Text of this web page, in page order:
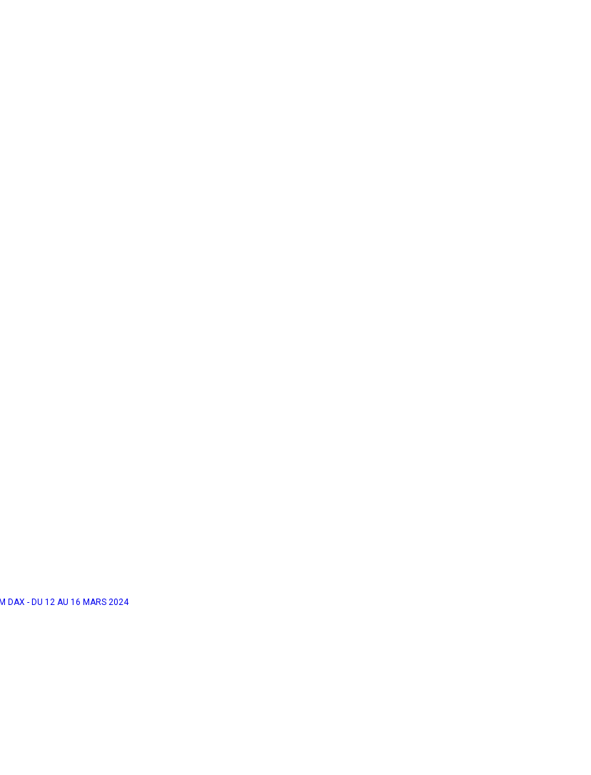
DAX - DU 12 AU 16 MARS 2024